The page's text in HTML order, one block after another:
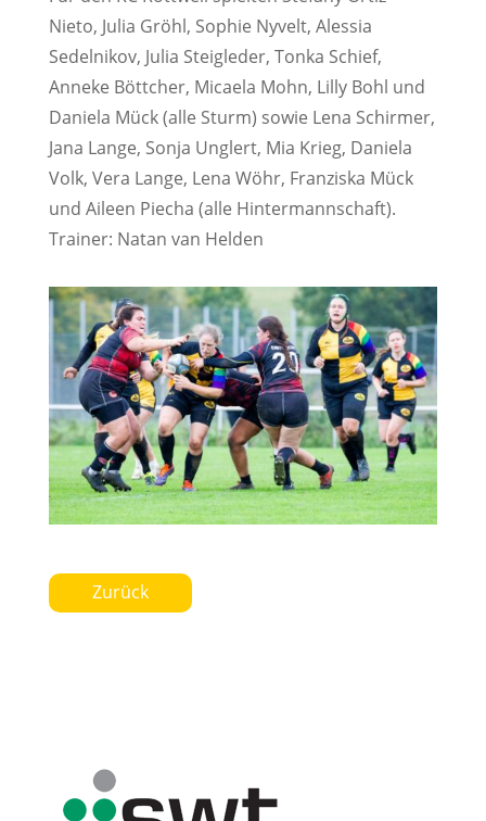
Nieto, Julia Gröhl, Sophie Nyvelt, Alessia
Sedelnikov, Julia Steigleder, Tonka Schief,
Anneke Böttcher, Micaela Mohn, Lilly Bohl und
Daniela Mück (alle Sturm) sowie Lena Schirmer,
Jana Lange, Sonja Unglert, Mia Krieg, Daniela
Volk, Vera Lange, Lena Wöhr, Franziska Mück
und Aileen Piecha (alle Hintermannschaft).
Trainer: Natan van Helden
Zurück